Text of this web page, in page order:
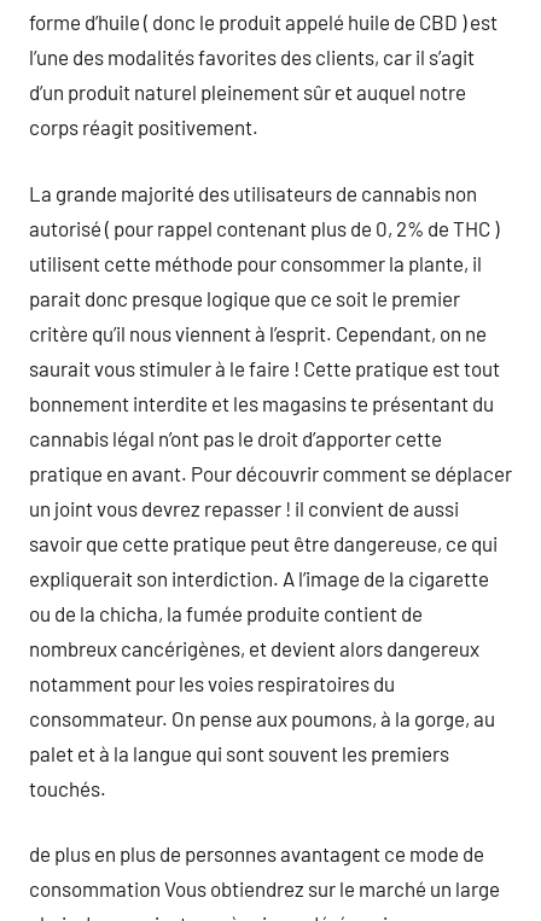
forme d’huile ( donc le produit appelé huile de CBD ) est
l’une des modalités favorites des clients, car il s’agit
d’un produit naturel pleinement sûr et auquel notre
corps réagit positivement.
La grande majorité des utilisateurs de cannabis non
autorisé ( pour rappel contenant plus de 0, 2% de THC )
utilisent cette méthode pour consommer la plante, il
parait donc presque logique que ce soit le premier
critère qu’il nous viennent à l’esprit. Cependant, on ne
saurait vous stimuler à le faire ! Cette pratique est tout
bonnement interdite et les magasins te présentant du
cannabis légal n’ont pas le droit d’apporter cette
pratique en avant. Pour découvrir comment se déplacer
un joint vous devrez repasser ! il convient de aussi
savoir que cette pratique peut être dangereuse, ce qui
expliquerait son interdiction. A l’image de la cigarette
ou de la chicha, la fumée produite contient de
nombreux cancérigènes, et devient alors dangereux
notamment pour les voies respiratoires du
consommateur. On pense aux poumons, à la gorge, au
palet et à la langue qui sont souvent les premiers
touchés.
de plus en plus de personnes avantagent ce mode de
consommation Vous obtiendrez sur le marché un large